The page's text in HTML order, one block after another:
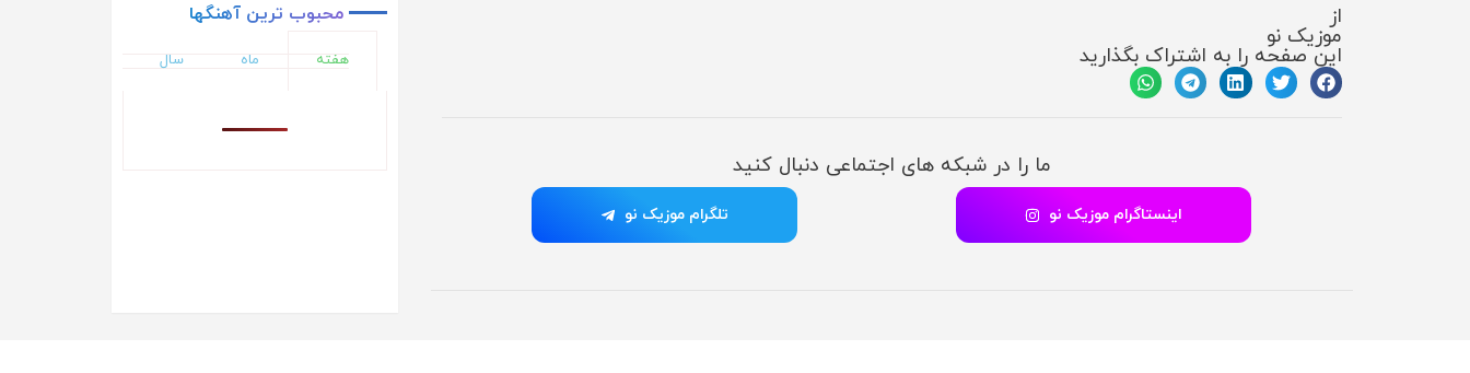
از
موزیک نو
این صفحه را به اشتراک بگذارید
ما را در شبکه های اجتماعی دنبال کنید
اینستاگرام موزیک نو تلگرام موزیک نو
دانلود آهنگ یوسف زمانی به نام
همگناه
دانلود آهنگ اشوان به نام دلم تنگه
محبوب ترینآهنگها
هفته ماه سال